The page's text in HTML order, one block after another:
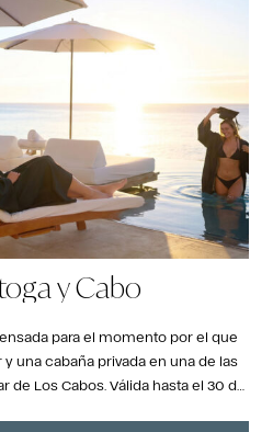
y Cabo
para el momento por el que
y una cabaña privada en una de las
de Los Cabos. Válida hasta el 30 de